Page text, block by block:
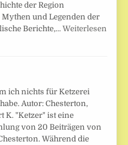
der Region
und Legenden der
Berichte,…Weiterlesen
ich nichts für Ketzerei
Autor: Chesterton,
K. "Ketzer" ist eine
von 20 Beiträgen von
Während die